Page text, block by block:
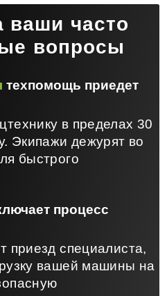
ваши часто
вопросы
техпомощь приедет
в пределах 30
Экипажи дежурят во
быстрого
процесс
приезд специалиста,
вашей машины на